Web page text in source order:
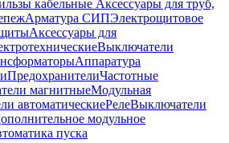
кабельные Аксессуары для труб,
Арматура СИПЭлектрощитовое
Аксессуары для
Выключатели
Аппаратура
ПредохранителиЧастотные
магнитныеМодульная
автоматическиеРелеВыключатели
модульное
пуска